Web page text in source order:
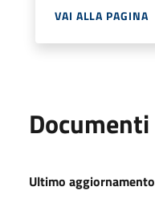
VAI ALLA PAGINA
Documenti
Ultimo aggiornamento